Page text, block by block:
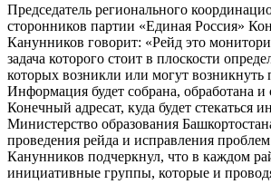
Председатель регионального
сторонников партии «Единая Россия»
Канунников говорит: «Рейд это
задача которого стоит в плоскости
которых возникли или могут возникнуть
Информация будет собрана, обработана и
Конечный адресат, куда будет стекаться
Министерство образования
проведения рейда и исправления
Канунников подчеркнул, что в каждом
инициативные группы, которые и